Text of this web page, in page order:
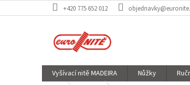
na
+420 775 652 012
Vyšívací nitě MADEIRA Nůžky